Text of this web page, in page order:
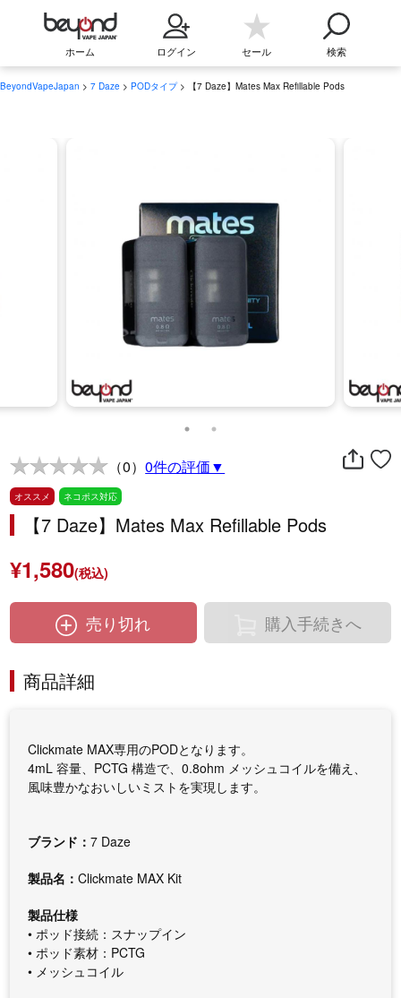
ホーム ログイン セール 検索
BeyondVapeJapan > 7 Daze > PODタイプ> 【7 Daze】Mates Max Refillable Pods
（0）0件の評価▼
オススメ ネコポス対応
【7 Daze】Mates Max Refillable Pods
¥1,580(税込)
売り切れ 購入手続きへ
商品詳細
Clickmate MAX専用のPODとなります。
4mL 容量、PCTG 構造で、0.8ohm メッシュコイルを備え、
風味豊かなおいしいミストを実現します。
ブランド：7 Daze
製品名：Clickmate MAX Kit
製品仕様
• ポッド接続：スナップイン
• ポッド素材：PCTG
• メッシュコイル